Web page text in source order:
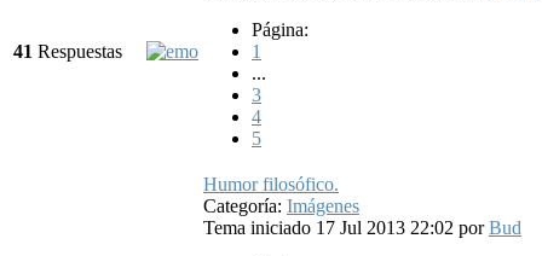
41 Respuestas
Página:
1
...
3
4
5
Humor filosófico.
Categoría: Imágenes
Tema iniciado 17 Jul 2013 22:02 porBud